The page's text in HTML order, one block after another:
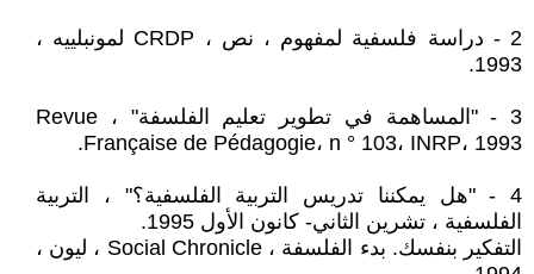
2 - دراسة فلسفية لمفهوم ، نص ، CRDP لمونبلييه ،
1993.
3 - "المساهمة في تطوير تعليم الفلسفة" ، Revue
Française de Pédagogie، n ° 103، INRP، 1993.
4 - "هل يمكننا تدريس التربية الفلسفية؟" ، التربية
الفلسفية ، تشرين الثاني- كانون الأول 1995.
التفكير بنفسك. بدء الفلسفة ، Social Chronicle ، ليون ،